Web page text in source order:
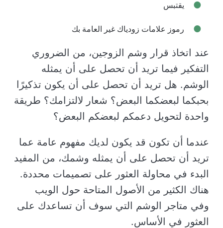
يقتبس
رموز علامات زودياك غير العامة بك
عند اتخاذ قرار وشم الزوجين، من الضروري
التفكير فيما تريد أن تحصل على أن يمثله
الوشم. هل تريد أن تحصل على أن يكون تذكيرًا
بحبكما لبعضكما البعض؟ شعار لالتزامك؟ طريقة
واحدة لتحويل دعمكم لبعضكم البعض؟
عندما أن تكون قد يكون لديك مفهوم عامة عما
تريد أن تحصل على أن يمثله وشمك، من المفيد
البدء في محاولة العثور على تصميمات محددة.
هناك الكثير من الأصول المتاحة حول الويب
وفي متاجر الوشم التي سوف أن تساعدك على
العثور في الأساس.